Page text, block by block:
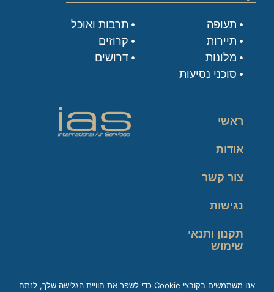
תעופה
תיירות
מלונות
סוכני נסיעות
תרבות ואוכל
קרוזים
דרושים
ראשי
אודות
צור קשר
נגישות
תקנון ותנאי
שימוש
אנו משתמשים בקובצי Cookie כדי לשפר את חוויית הגלישה שלך, לנתח